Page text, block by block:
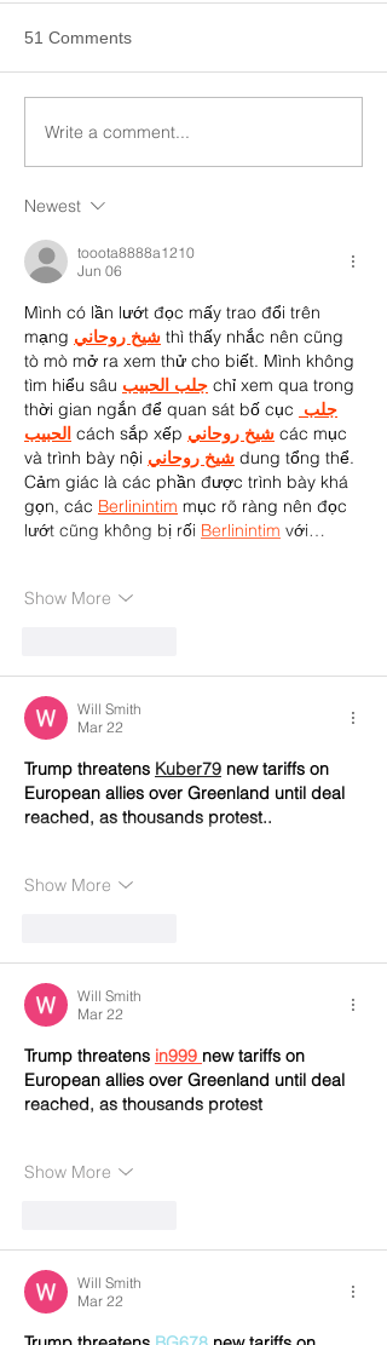
51 Comments
Write a comment...
Newest
tooota8888a1210
Jun 06
Mình có lần lướt đọc mấy trao đổi trên
mạng شيخ روحاني thì thấy nhắc nên cũng
tò mò mở ra xem thử cho biết. Mình không
tìm hiểu sâu جلب الحبيب chỉ xem qua trong
thời gian ngắn để quan sát bố cục جلب
الحبيب cách sắp xếp شيخ روحاني các mục
và trình bày nội شيخ روحاني dung tổng thể.
Cảm giác là các phần được trình bày khá
gọn, các Berlinintim mục rõ ràng nên đọc
lướt cũng không bị rối Berlinintim với…
Show More
Will Smith
Mar 22
Trump threatens Kuber79 new tariffs on
European allies over Greenland until deal
reached, as thousands protest..
Show More
Will Smith
Mar 22
Trump threatens in999 new tariffs on
European allies over Greenland until deal
reached, as thousands protest
Show More
Will Smith
Mar 22